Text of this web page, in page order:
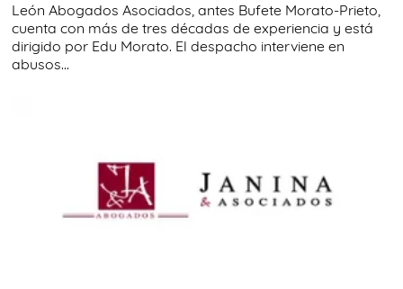
León Abogados Asociados, antes Bufete Morato-Prieto,
cuenta con más de tres décadas de experiencia y está
dirigido por Edu Morato. El despacho interviene en
abusos...